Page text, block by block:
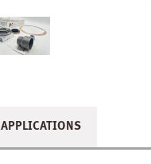
APPLICATIONS